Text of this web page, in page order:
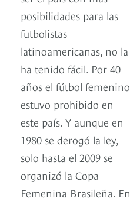
posibilidades para las
futbolistas
latinoamericanas, no la
ha tenido fácil. Por 40
años el fútbol femenino
estuvo prohibido en
este país. Y aunque en
1980 se derogó la ley,
solo hasta el 2009 se
organizó la Copa
Femenina Brasileña. En